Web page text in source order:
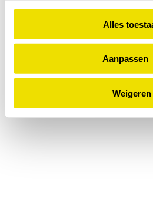
Alles
Aanpassen
Weigeren